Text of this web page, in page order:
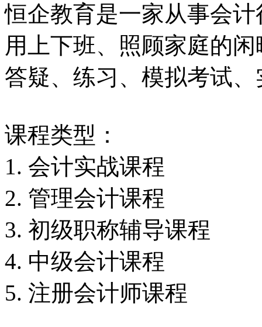
恒企教育是一家从事会
用上下班、照顾家庭的
答疑、练习、模拟考试、
课程类型：
1. 会计实战课程
2. 管理会计课程
3. 初级职称辅导课程
4. 中级会计课程
5. 注册会计师课程